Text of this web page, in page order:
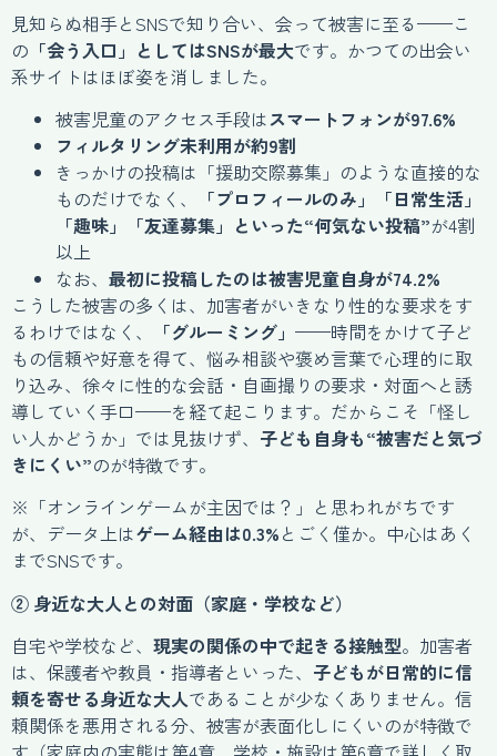
見知らぬ相手とSNSで知り合い、会って被害に至る——こ
の 「会う入口」としてはSNSが最大です。かつての出会い
系サイトはほぼ姿を消しました。
被害児童のアクセス手段はスマートフォンが97.6%
フィルタリング未利用が約9割
きっかけの投稿は「援助交際募集」のような直接的な
ものだけでなく、
「プロフィールのみ」「日常生活」
「趣味」「友達募集」といった“何気ない投稿”が4割
以上
なお、 最初に投稿したのは被害児童自身が74.2%
こうした被害の多くは、加害者がいきなり性的な要求をす
るわけではなく、
「グルーミング」 ——時間をかけて子ど
もの信頼や好意を得て、悩み相談や褒め言葉で心理的に取
り込み、徐々に性的な会話・自画撮りの要求・対面へと誘
導していく手口——を経て起こります。だからこそ「怪し
い人かどうか」では見抜けず、 子ども自身も“被害だと気づ
きにくい”のが特徴です。
※「オンラインゲームが主因では？」と思われがちです
が、データ上はゲーム経由は0.3%とごく僅か。中心はあく
までSNSです。
② 身近な大人との対面（家庭・学校など）
自宅や学校など、 現実の関係の中で起きる接触型。加害者
は、保護者や教員・指導者といった、 子どもが日常的に信
頼を寄せる身近な大人であることが少なくありません。信
頼関係を悪用される分、被害が表面化しにくいのが特徴で